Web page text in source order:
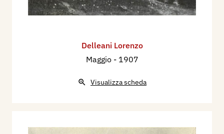
Delleani Lorenzo
Maggio - 1907
Visualizza scheda